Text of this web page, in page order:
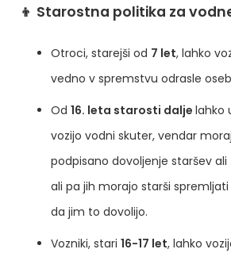
👦 Starostna politika za
Otroci, starejši od 7 let, lahko
vedno v spremstvu odrasle
Od 16. leta starosti dalje lahko
vozijo vodni skuter, vendar
podpisano dovoljenje staršev ali
ali pa jih morajo starši
da jim to dovolijo.
Vozniki, stari 16-17 let, lahko